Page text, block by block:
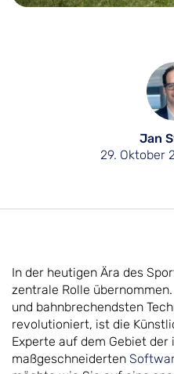
Jan
29. Oktober
In der heutigen Ära des
zentrale Rolle
und bahnbrechendsten
revolutioniert, ist die
Experte auf dem Gebiet der
maßgeschneiderten